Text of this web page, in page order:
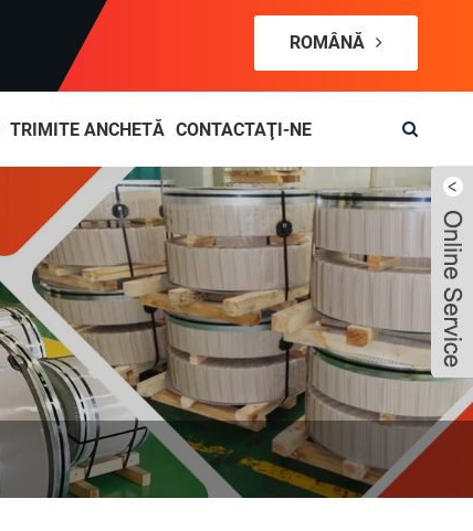
ROMÂNĂ
TRIMITE ANCHETĂ CONTACTAŢI-NE